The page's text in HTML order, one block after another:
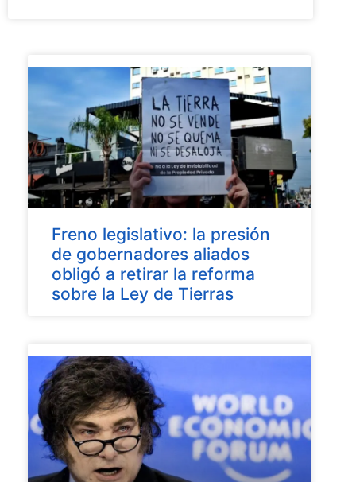
Freno legislativo: la presión
de gobernadores aliados
obligó a retirar la reforma
sobre la Ley de Tierras